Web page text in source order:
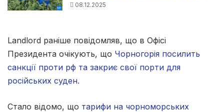
08.12.2025
Landlord раніше повідомляв, що в Офісі
Президента очікують, що Чорногорія посилить
санкції проти рф та закриє свої порти для
російських суден.
Стало відомо, що тарифи на чорноморських